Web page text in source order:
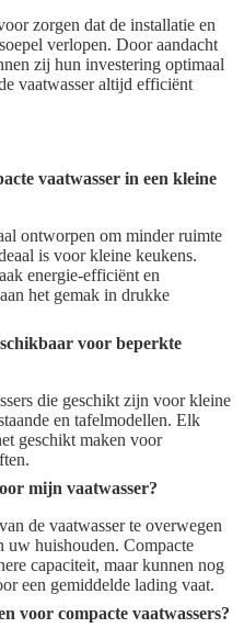
zorgen dat de installatie en
verlopen. Door aandacht
zij hun investering optimaal
vaatwasser altijd efficiënt
vaatwasser in een kleine
ontworpen om minder ruimte
is voor kleine keukens.
energie-efficiënt en
het gemak in drukke
voor beperkte
die geschikt zijn voor kleine
en tafelmodellen. Elk
geschikt maken voor
mijn vaatwasser?
de vaatwasser te overwegen
uw huishouden. Compacte
capaciteit, maar kunnen nog
een gemiddelde lading vaat.
voor compacte vaatwassers?